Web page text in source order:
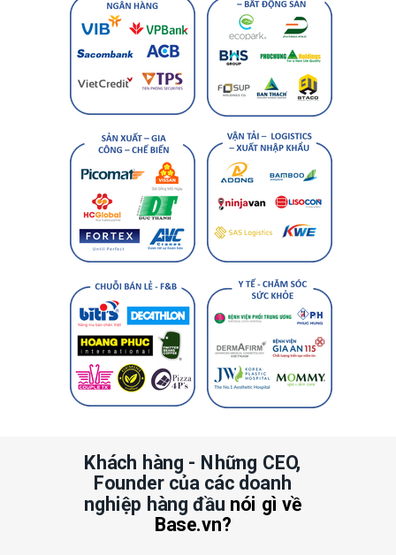
Khách hàng - Những CEO,
Founder của các doanh
nghiệp hàng đầu nói gì về
Base.vn?